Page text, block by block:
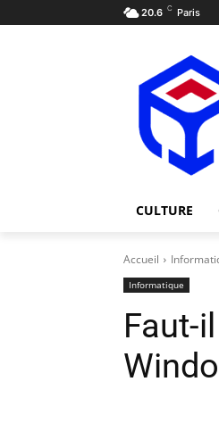
20.6 C Paris
CULTURE
Accueil
Informatique
Faut-